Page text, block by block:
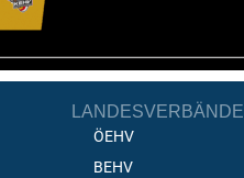
LANDESVERBÄNDE
ÖEHV
BEHV